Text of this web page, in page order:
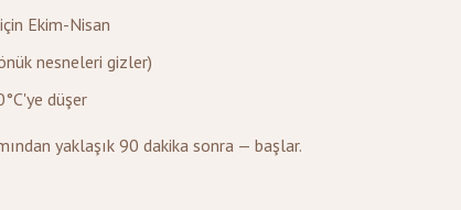
Ekim-Nisan
nesneleri gizler)
düşer
yaklaşık 90 dakika sonra — başlar.